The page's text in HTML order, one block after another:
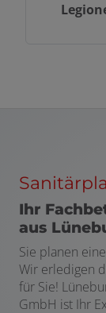
Ihr
aus
Sie planen
Wir erledigen
für Sie!
GmbH ist Ihr